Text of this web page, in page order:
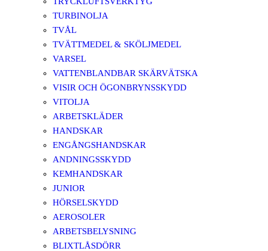
TURBINOLJA
TVÅL
TVÄTTMEDEL & SKÖLJMEDEL
VARSEL
VATTENBLANDBAR SKÄRVÄTSKA
VISIR OCH ÖGONBRYNSSKYDD
VITOLJA
ARBETSKLÄDER
HANDSKAR
ENGÅNGSHANDSKAR
ANDNINGSSKYDD
KEMHANDSKAR
JUNIOR
HÖRSELSKYDD
AEROSOLER
ARBETSBELYSNING
BLIXTLÅSDÖRR